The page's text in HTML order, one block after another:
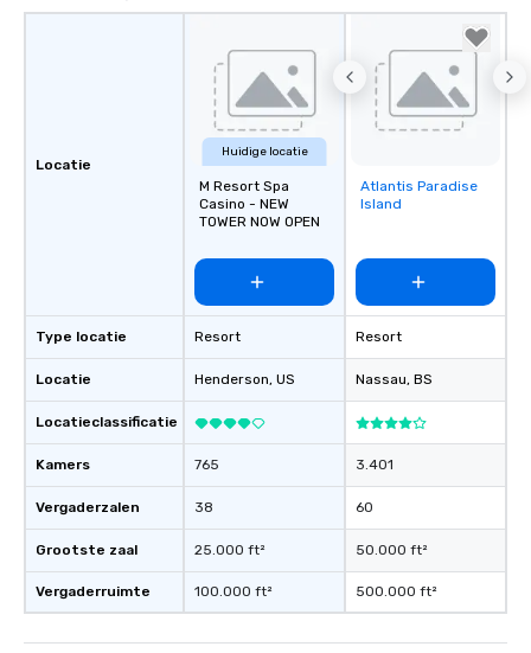
Locatie
Type locatie
Locatie
Locatieclassificatie
Kamers
Vergaderzalen
Grootste zaal
Vergaderruimte
Huidige locatie
M Resort Spa
Casino - NEW
TOWER NOW OPEN
Resort
Henderson, US
765
38
25.000 ft²
100.000 ft²
Removed from
favorites
Atlantis Paradise
Island
Resort
Nassau, BS
3.401
60
50.000 ft²
500.000 ft²